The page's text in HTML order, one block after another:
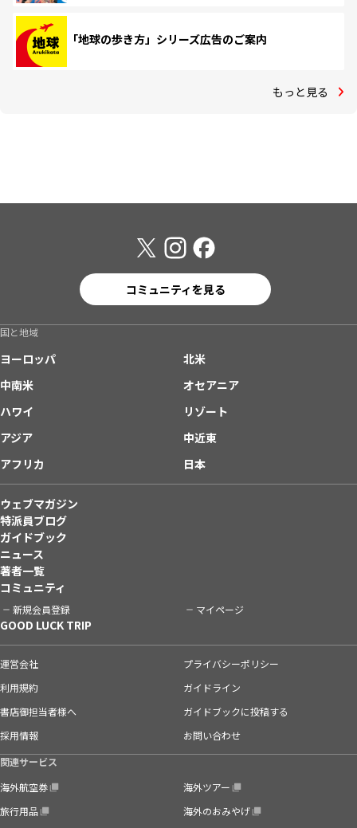
「地球の歩き方」シリーズ広告のご案内
もっと見る
コミュニティを見る
国と地域
ヨーロッパ
北米
中南米
オセアニア
ハワイ
リゾート
アジア
中近東
アフリカ
日本
ウェブマガジン
特派員ブログ
ガイドブック
ニュース
著者一覧
コミュニティ
新規会員登録 マイページ
GOOD LUCK TRIP
運営会社
プライバシーポリシー
利用規約
ガイドライン
書店御担当者様へ
ガイドブックに投稿する
採用情報
お問い合わせ
関連サービス
海外航空券
海外ツアー
旅行用品
海外のおみやげ